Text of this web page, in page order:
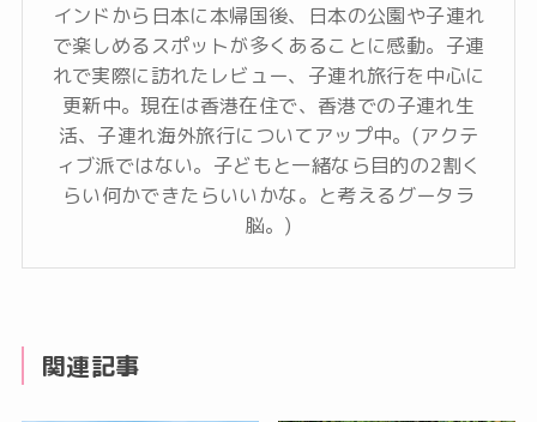
インドから日本に本帰国後、日本の公園や子連れ
で楽しめるスポットが多くあることに感動。子連
れで実際に訪れたレビュー、子連れ旅行を中心に
更新中。現在は香港在住で、香港での子連れ生
活、子連れ海外旅行についてアップ中。(アクテ
ィブ派ではない。子どもと一緒なら目的の2割く
らい何かできたらいいかな。と考えるグータラ
脳。)
関連記事